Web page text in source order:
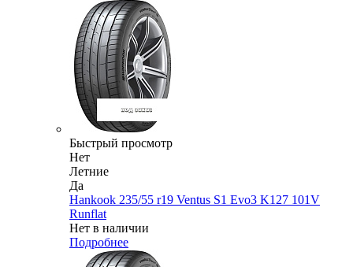
Быстрый просмотр
Нет
Летние
Да
Hankook 235/55 r19 Ventus S1 Evo3 K127 101V
Runflat
Нет в наличии
Подробнее